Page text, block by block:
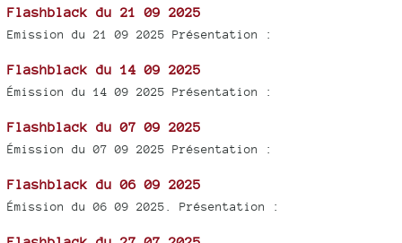
Flashblack du 21 09 2025
Emission du 21 09 2025 Présentation :
Flashblack du 14 09 2025
Émission du 14 09 2025 Présentation :
Flashblack du 07 09 2025
Émission du 07 09 2025 Présentation :
Flashblack du 06 09 2025
Émission du 06 09 2025. Présentation :